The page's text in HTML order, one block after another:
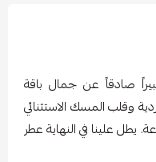
صادقاً عن جمال باقة
وقلب المسك الاستثنائي
علينا في النهاية عطر